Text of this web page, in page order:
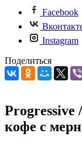
Facebook
Instagram
Поделиться
Progressive
кофе c